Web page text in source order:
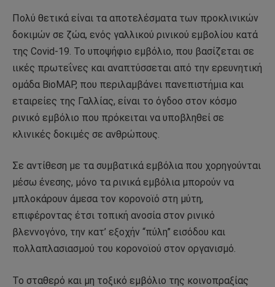
Πολύ θετικά είναι τα αποτελέσματα των προκλινικών
δοκιμών σε ζώα, ενός γαλλικού ρινικού εμβολίου κατά
της Covid-19. Το υποψήφιο εμβόλιο, που βασίζεται σε
ιικές πρωτεΐνες και αναπτύσσεται από την ερευνητική
ομάδα BioMAP, που περιλαμβάνει πανεπιστήμια και
εταιρείες της Γαλλίας, είναι το όγδοο στον κόσμο
ρινικό εμβόλιο που πρόκειται να υποβληθεί σε
κλινικές δοκιμές σε ανθρώπους.
Σε αντίθεση με τα συμβατικά εμβόλια που χορηγούνται
μέσω ένεσης, μόνο τα ρινικά εμβόλια μπορούν να
μπλοκάρουν άμεσα τον κορονοϊό στη μύτη,
επιφέροντας έτσι τοπική ανοσία στον ρινικό
βλεννογόνο, την κατ’ εξοχήν “πύλη” εισόδου και
πολλαπλασιασμού του κορονοϊού στον οργανισμό.
Το σταθερό και μη τοξικό εμβόλιο της κοινοπραξίας